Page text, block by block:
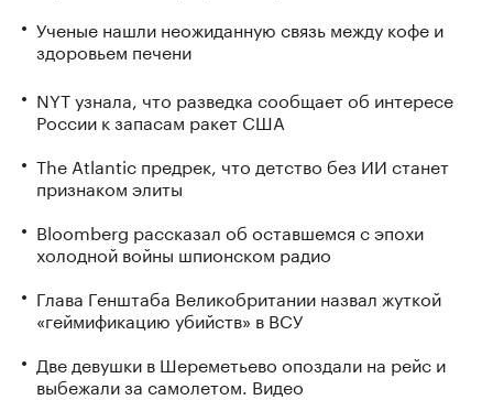
Ученые нашли неожиданную связь между кофе и
здоровьем печени
NYT узнала, что разведка сообщает об интересе
России к запасам ракет США
The Atlantic предрек, что детство без ИИ станет
признаком элиты
Bloomberg рассказал об оставшемся с эпохи
холодной войны шпионском радио
Глава Генштаба Великобритании назвал жуткой
«геймификацию убийств» в ВСУ
Две девушки в Шереметьево опоздали на рейс и
выбежали за самолетом. Видео